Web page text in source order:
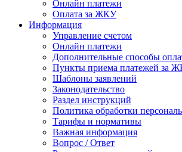
Онлайн платежи
Оплата за ЖКУ
Информация
Управление счетом
Онлайн платежи
Дополнительные способы
Пункты приема платежей за
Шаблоны заявлений
Законодательство
Раздел инструкций
Политика обработки
Тарифы и нормативы
Важная информация
Вопрос / Ответ